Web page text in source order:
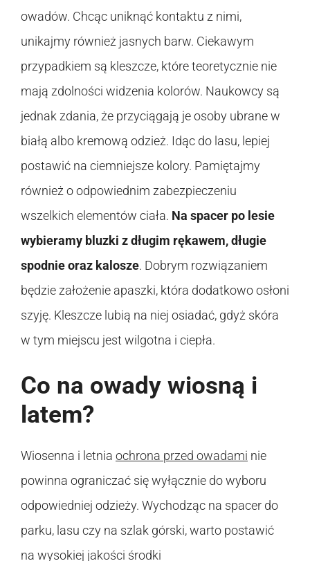
owadów. Chcąc uniknąć kontaktu z nimi,
unikajmy również jasnych barw. Ciekawym
przypadkiem są kleszcze, które teoretycznie nie
mają zdolności widzenia kolorów. Naukowcy są
jednak zdania, że przyciągają je osoby ubrane w
białą albo kremową odzież. Idąc do lasu, lepiej
postawić na ciemniejsze kolory. Pamiętajmy
również o odpowiednim zabezpieczeniu
wszelkich elementów ciała. Na spacer po lesie
wybieramy bluzki z długim rękawem, długie
spodnie oraz kalosze. Dobrym rozwiązaniem
będzie założenie apaszki, która dodatkowo osłoni
szyję. Kleszcze lubią na niej osiadać, gdyż skóra
w tym miejscu jest wilgotna i ciepła.
Co na owady wiosną i
latem?
Wiosenna i letnia ochrona przed owadami nie
powinna ograniczać się wyłącznie do wyboru
odpowiedniej odzieży. Wychodząc na spacer do
parku, lasu czy na szlak górski, warto postawić
na wysokiej jakości środki